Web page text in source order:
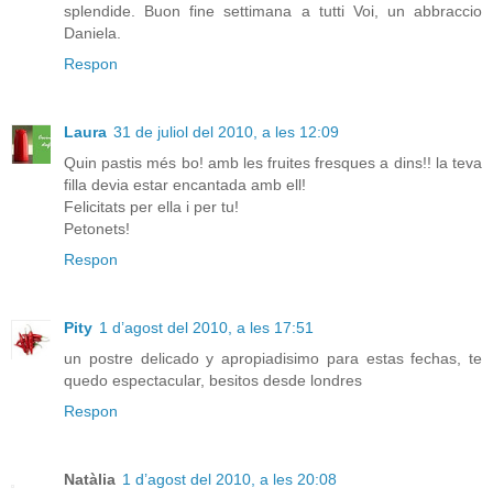
splendide. Buon fine settimana a tutti Voi, un abbraccio
Daniela.
Respon
Laura 31 de juliol del 2010, a les 12:09
Quin pastis més bo! amb les fruites fresques a dins!! la teva
filla devia estar encantada amb ell!
Felicitats per ella i per tu!
Petonets!
Respon
Pity 1 d’agost del 2010, a les 17:51
un postre delicado y apropiadisimo para estas fechas, te
quedo espectacular, besitos desde londres
Respon
Natàlia 1 d’agost del 2010, a les 20:08